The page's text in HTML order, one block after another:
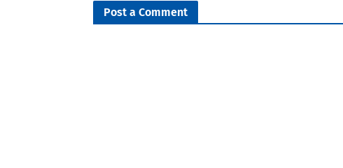
Post a Comment